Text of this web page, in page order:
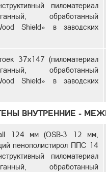
пиломатериал
обработанный
Shield» в заводских
37х147 (пиломатериал
обработанный
Shield» в заводских
ВНУТРЕННИЕ -
124 мм (OSB-3 12 мм,
пенополистирол ППС 14
пиломатериал
обработанный